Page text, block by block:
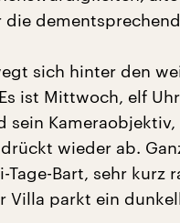
sich hinter den
ist Mittwoch, elf
sein
wieder ab.
Tage-Bart, sehr
Villa parkt ein